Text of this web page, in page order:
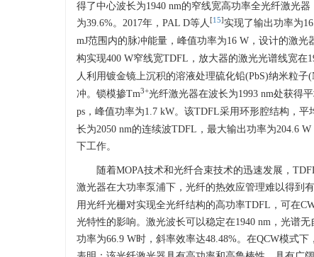
得了中心波长为1940 nm的窄线宽高功率全光纤激光
为39.6%。2017年，PAL D等人 [15] 实现了输出功率为
mJ范围内的脉冲能量，峰值功率为16 W，设计的激光
构实现400 W窄线宽TDFL，放大器的激光光谱线宽在
人利用镀金镜上沉积的溶液处理硫化铅(PbS)纳米粒
冲。锁模掺Tm3+光纤激光器在波长为1993 nm处获得
ps，峰值功率为1.7 kW。该TDFL采用环形腔结构，平
长为2050 nm的连续波TDFL，最大输出功率为204.6
下工作。
随着MOPA技术和光纤合束技术的迅速发展，
激光器在大功率泵浦下，光纤的热效应管理难以得到
用光纤光栅对实现全光纤结构的高功率TDFL，可在
光特性的影响。激光波长可以稳定在1940 nm，光谱
功率为66.9 W时，斜率效率达48.48%。在QCW模式